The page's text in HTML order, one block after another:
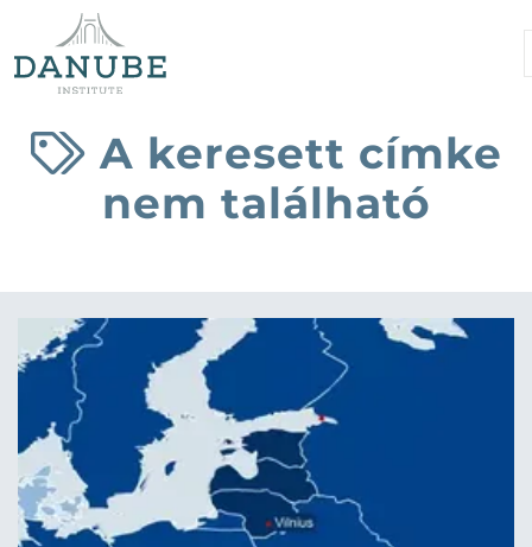
A keresett címke
nem található